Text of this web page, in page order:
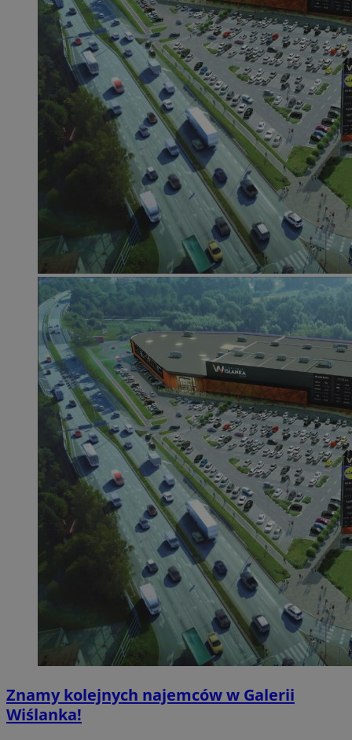
Znamy kolejnych najemców w Galerii
Wiślanka!